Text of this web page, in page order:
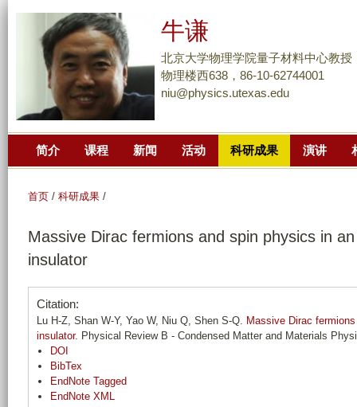
到
主
分
牛谦
北京大学物理学院量子材料中心教授
物理楼西638，86-10-62744001
niu@physics.utexas.edu
简介 课程 新闻 活动 科研成果 演讲
首页 / 科研成果 /
Massive Dirac fermions and spin physics in
insulator
Citation:
Lu H-Z, Shan W-Y, Yao W, Niu Q, Shen S-Q. Massive Dirac
insulator. Physical Review B - Condensed Matter and Materials
DOI
BibTex
EndNote Tagged
EndNote XML